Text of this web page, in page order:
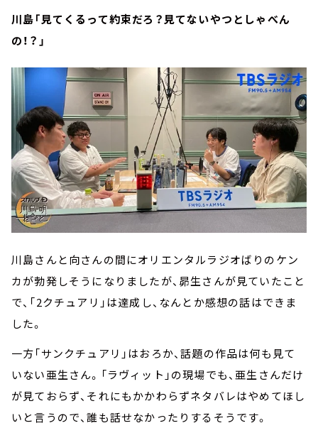
川島「見てくるって約束だろ？見てないやつとしゃべん
の！？」
川島さんと向さんの間にオリエンタルラジオばりのケン
カが勃発しそうになりましたが、昴生さんが見ていたこと
で、「2クチュアリ」は達成し、なんとか感想の話はできま
した。
一方「サンクチュアリ」はおろか、話題の作品は何も見て
いない亜生さん。「ラヴィット」の現場でも、亜生さんだけ
が見ておらず、それにもかかわらずネタバレはやめてほし
いと言うので、誰も話せなかったりするそうです。